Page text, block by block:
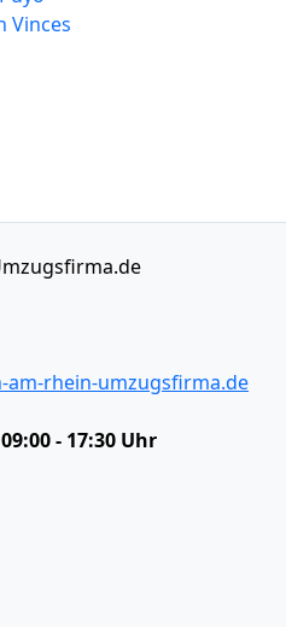
Vinces
am-rhein-umzugsfirma.de
- 17:30 Uhr